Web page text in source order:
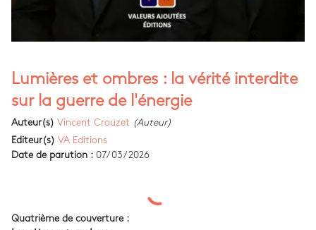
Lumières et ombres : la vérité interdite
sur la guerre de l'énergie
Auteur(s) Vincent Crouzet (Auteur)
Editeur(s) VA Editions
Date de parution : 07/03/2026
Quatrième de couverture :